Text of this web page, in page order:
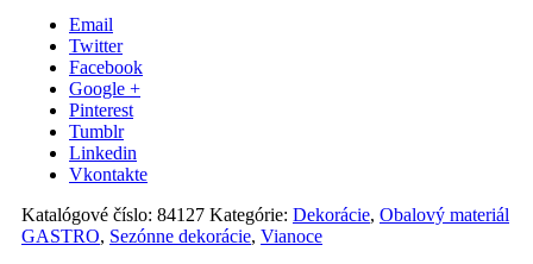
Email
Twitter
Facebook
Google +
Pinterest
Tumblr
Linkedin
Vkontakte
Katalógové číslo: 84127 Kategórie: Dekorácie, Obalový materiál
GASTRO, Sezónne dekorácie, Vianoce